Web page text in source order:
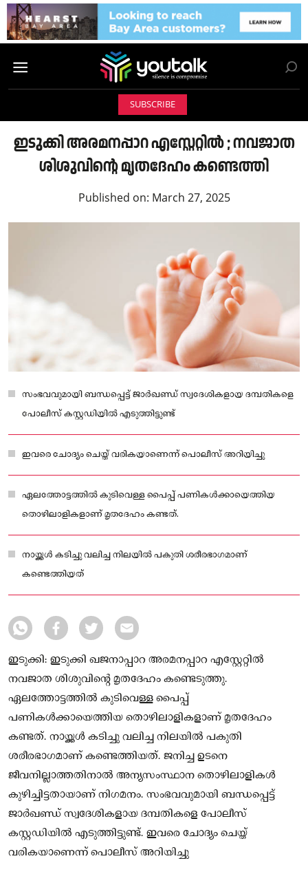
SUBSCRIBE
ഇടുക്കി അരമനപ്പാറ എസ്റ്റേറ്റിൽ ; നവജാത
ശിശുവിന്റെ മൃതദേഹം കണ്ടെത്തി
Published on: March 27, 2025
സംഭവവുമായി ബന്ധപ്പെട്ട് ജാർഖണ്ഡ് സ്വദേശികളായ ദമ്പതികളെ
പോലീസ് കസ്റ്റഡിയിൽ എടുത്തിട്ടുണ്ട്
ഇവരെ ചോദ്യം ചെയ്ത് വരികയാണെന്ന് പൊലീസ് അറിയിച്ചു
ഏലത്തോട്ടത്തിൽ കുടിവെള്ള പൈപ്പ്‍ പണികൾക്കായെത്തിയ
തൊഴിലാളികളാണ് മൃതദേഹം കണ്ടത്.
നായ്ക്കൾ കടിച്ചു വലിച്ച നിലയിൽ പകുതി ശരീരഭാഗമാണ്
കണ്ടെത്തിയത്
ഇടുക്കി: ഇടുക്കി ഖജനാപ്പാറ അരമനപ്പാറ എസ്റ്റേറ്റിൽ
നവജാത ശിശുവിന്റെ മൃതദേഹം കണ്ടെടുത്തു.
ഏലത്തോട്ടത്തിൽ കുടിവെള്ള പൈപ്പ്‍
പണികൾക്കായെത്തിയ തൊഴിലാളികളാണ് മൃതദേഹം
കണ്ടത്. നായ്ക്കൾ കടിച്ചു വലിച്ച നിലയിൽ പകുതി
ശരീരഭാഗമാണ് കണ്ടെത്തിയത്. ജനിച്ച ഉടനെ
ജീവനില്ലാത്തതിനാൽ അന്യസംസ്ഥാന തൊഴിലാളികൾ
കുഴിച്ചിട്ടതായാണ് നിഗമനം. സംഭവവുമായി ബന്ധപ്പെട്ട്
ജാർഖണ്ഡ് സ്വദേശികളായ ദമ്പതികളെ പോലീസ്
കസ്റ്റഡിയിൽ എടുത്തിട്ടുണ്ട്. ഇവരെ ചോദ്യം ചെയ്ത്
വരികയാണെന്ന് പൊലീസ് അറിയിച്ചു